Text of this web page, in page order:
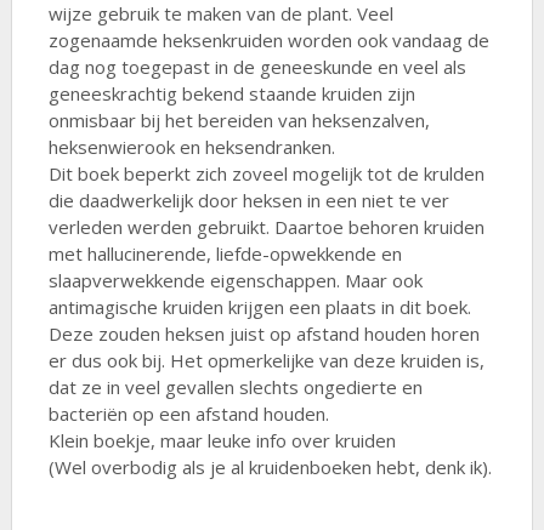
wijze gebruik te maken van de plant. Veel
zogenaamde heksenkruiden worden ook vandaag de
dag nog toegepast in de geneeskunde en veel als
geneeskrachtig bekend staande kruiden zijn
onmisbaar bij het bereiden van heksenzalven,
heksenwierook en heksendranken.
Dit boek beperkt zich zoveel mogelijk tot de krulden
die daadwerkelijk door heksen in een niet te ver
verleden werden gebruikt. Daartoe behoren kruiden
met hallucinerende, liefde-opwekkende en
slaapverwekkende eigenschappen. Maar ook
antimagische kruiden krijgen een plaats in dit boek.
Deze zouden heksen juist op afstand houden horen
er dus ook bij. Het opmerkelijke van deze kruiden is,
dat ze in veel gevallen slechts ongedierte en
bacteriën op een afstand houden.
Klein boekje, maar leuke info over kruiden
(Wel overbodig als je al kruidenboeken hebt, denk ik).